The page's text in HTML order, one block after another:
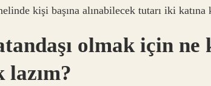
kişi başına alınabilecek tutarı iki katına
olmak için ne
lazım?